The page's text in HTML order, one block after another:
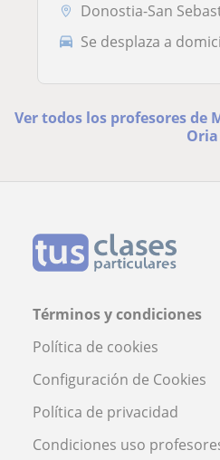
Donostia-San Sebastián,
Se desplaza a
Ver todos los profesores de
Oria
Términos y condiciones
Política de cookies
Configuración de Cookies
Política de privacidad
Condiciones uso